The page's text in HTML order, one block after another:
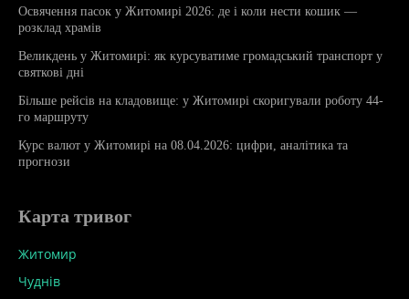
Освячення пасок у Житомирі 2026: де і коли нести кошик —
розклад храмів
Великдень у Житомирі: як курсуватиме громадський транспорт у
святкові дні
Більше рейсів на кладовище: у Житомирі скоригували роботу 44-
го маршруту
Курс валют у Житомирі на 08.04.2026: цифри, аналітика та
прогнози
Карта тривог
Житомир
Чуднів